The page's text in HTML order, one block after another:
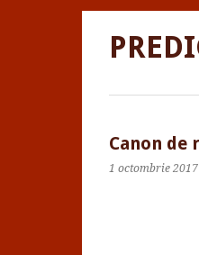
Canon de
1 octombrie 2017